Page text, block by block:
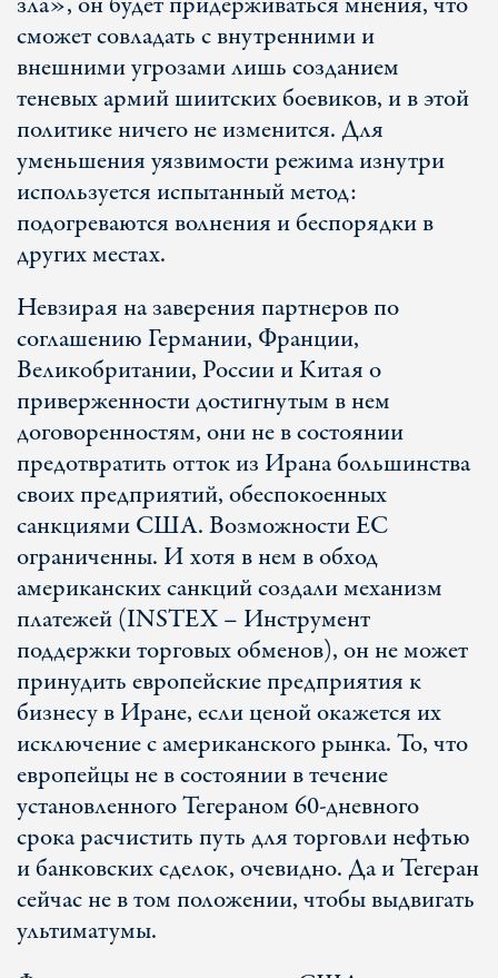
сможет совладать с внутренними и
внешними угрозами лишь созданием
теневых армий шиитских боевиков, и в этой
политике ничего не изменится. Для
уменьшения уязвимости режима изнутри
используется испытанный метод:
подогреваются волнения и беспорядки в
других местах.
Невзирая на заверения партнеров по
соглашению Германии, Франции,
Великобритании, России и Китая о
приверженности достигнутым в нем
договоренностям, они не в состоянии
предотвратить отток из Ирана большинства
своих предприятий, обеспокоенных
санкциями США. Возможности ЕС
ограниченны. И хотя в нем в обход
американских санкций создали механизм
платежей (INSTEX – Инструмент
поддержки торговых обменов), он не может
принудить европейские предприятия к
бизнесу в Иране, если ценой окажется их
исключение с американского рынка. То, что
европейцы не в состоянии в течение
установленного Тегераном 60-дневного
срока расчистить путь для торговли нефтью
и банковских сделок, очевидно. Да и Тегеран
сейчас не в том положении, чтобы выдвигать
ультиматумы.